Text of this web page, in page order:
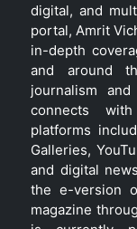
digital, and
portal, Amrit
in-depth
and around
journalism
connects
platforms
Galleries,
and digital
the e-version
magazine